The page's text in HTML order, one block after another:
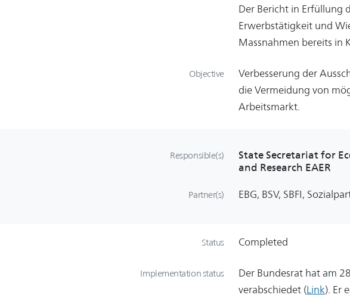
Der Bericht in Erfüllung
Erwerbstätigkeit und
Massnahmen bereits in
Objective
Verbesserung der
die Vermeidung von
Arbeitsmarkt.
Responsible(s)
State Secretariat for
and Research EAER
Partner(s) EBG, BSV, SBFI,
Status Completed
Implementation status
Der Bundesrat hat am
verabschiedet (Link). Er